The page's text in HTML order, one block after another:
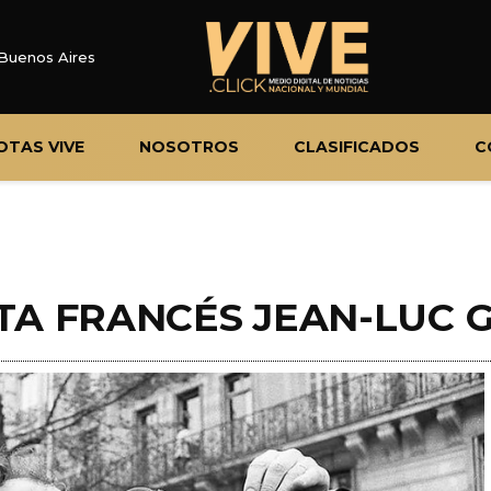
Aires
VIVE NOSOTROS CLASIFICADOS
FRANCÉS JEAN-LUC